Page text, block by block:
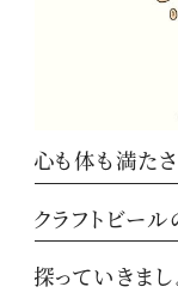
心も体も満た
クラフトビー
探っていきまし